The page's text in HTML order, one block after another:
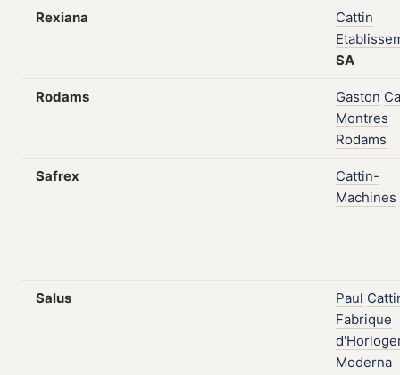
Rexiana
Cattin
SA
Rodams Gaston
Montres
Rodams
Safrex
Cattin-
Machines
Salus Paul
Fabrique
Moderna